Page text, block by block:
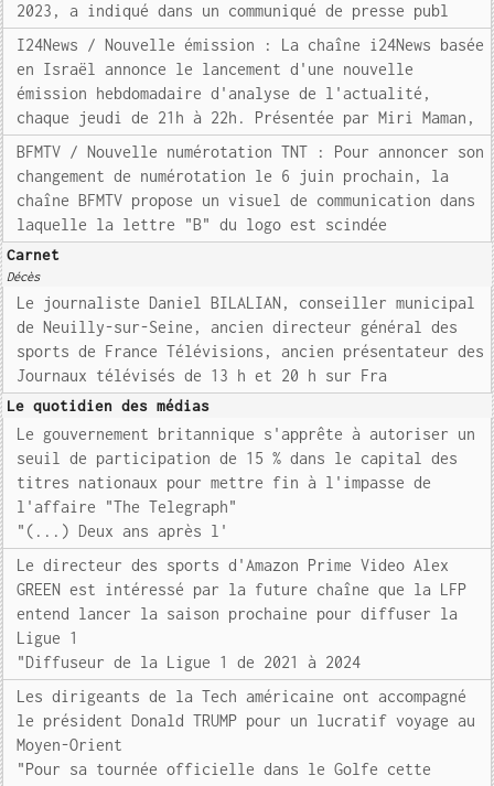
2023, a indiqué dans un communiqué de presse publ
I24News / Nouvelle émission : La chaîne i24News basée
en Israël annonce le lancement d'une nouvelle
émission hebdomadaire d'analyse de l'actualité,
chaque jeudi de 21h à 22h. Présentée par Miri Maman,
BFMTV / Nouvelle numérotation TNT : Pour annoncer son
changement de numérotation le 6 juin prochain, la
chaîne BFMTV propose un visuel de communication dans
laquelle la lettre "B" du logo est scindée
Carnet
Décès
Le journaliste Daniel BILALIAN, conseiller municipal
de Neuilly-sur-Seine, ancien directeur général des
sports de France Télévisions, ancien présentateur des
Journaux télévisés de 13 h et 20 h sur Fra
Le quotidien des médias
Le gouvernement britannique s'apprête à autoriser un
seuil de participation de 15 % dans le capital des
titres nationaux pour mettre fin à l'impasse de
l'affaire "The Telegraph"
"(...) Deux ans après l'
Le directeur des sports d'Amazon Prime Video Alex
GREEN est intéressé par la future chaîne que la LFP
entend lancer la saison prochaine pour diffuser la
Ligue 1
"Diffuseur de la Ligue 1 de 2021 à 2024
Les dirigeants de la Tech américaine ont accompagné
le président Donald TRUMP pour un lucratif voyage au
Moyen-Orient
"Pour sa tournée officielle dans le Golfe cette